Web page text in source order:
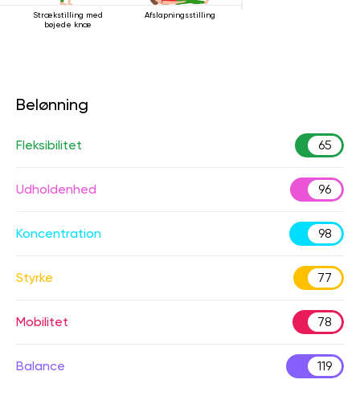
Strækstilling med
bøjede knæ
Afslapningsstilling
Belønning
Fleksibilitet 65
Udholdenhed 96
Koncentration 98
Styrke 77
Mobilitet 78
Balance 119